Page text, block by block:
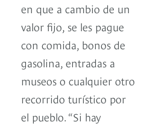
en que a cambio de un
valor fijo, se les pague
con comida, bonos de
gasolina, entradas a
museos o cualquier otro
recorrido turístico por
el pueblo. “Si hay